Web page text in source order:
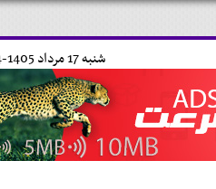
شنبه 17 مرداد 1405-19:34-